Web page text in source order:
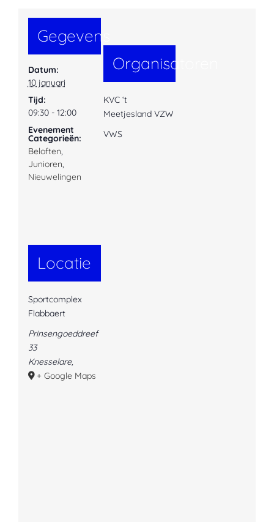
Gegevens
Datum:
10 januari
Tijd:
09:30 - 12:00
Evenement
Categorieën:
Beloften,
Junioren,
Nieuwelingen
Organisatoren
KVC ‘t
Meetjesland VZW
VWS
Locatie
Sportcomplex
Flabbaert
Prinsengoeddreef
33
Knesselare,
+ Google Maps